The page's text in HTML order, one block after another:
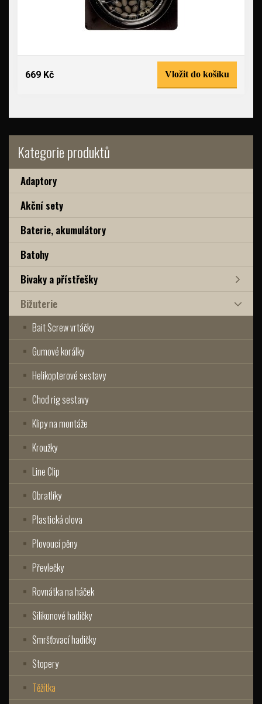
Kategorie produktů
Adaptory
Akční sety
Baterie, akumulátory
Batohy
Bivaky a přístřešky
Bižuterie
Bait Screw vrtáčky
Gumové korálky
Helikopterové sestavy
Chod rig sestavy
Klipy na montáže
Kroužky
Line Clip
Obratlíky
Plastická olova
Plovoucí pěny
Převlečky
Rovnátka na háček
Silikonové hadičky
Smršťovací hadičky
Stopery
Těžítka
669 Kč Vložit do košíku